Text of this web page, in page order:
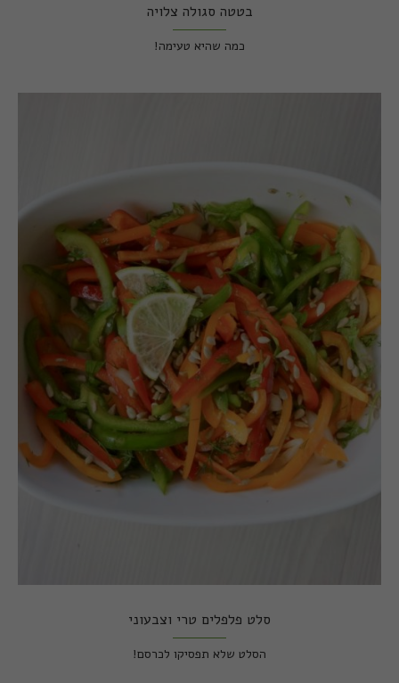
בטטה סגולה צלויה
כמה שהיא טעימה!
סלט פלפלים טרי וצבעוני
הסלט שלא תפסיקו לכרסם!